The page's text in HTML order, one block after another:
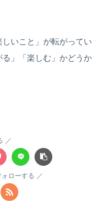
いこと」が転がってい
」「楽しむ」かどうか
ローする